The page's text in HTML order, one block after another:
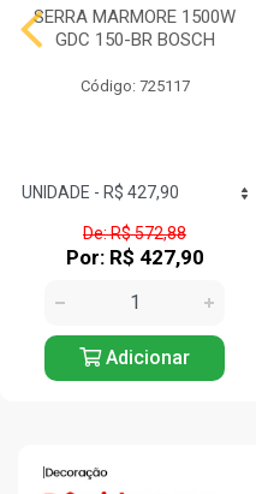
SERRA MARMORE 1500W
GDC 150-BR BOSCH
Código: 725117
De: R$ 572,88
Por: R$ 427,90
Adicionar